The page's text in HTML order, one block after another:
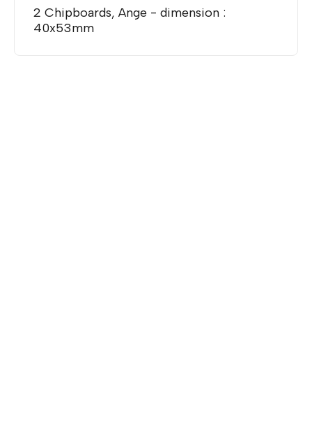
2 Chipboards, Ange - dimension :
40x53mm